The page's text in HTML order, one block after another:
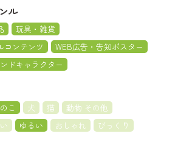
ル
玩具・雑貨
コンテンツ
WEB広告・告知ポスター
ドキャラクター
こ 犬 猫
動物 その他
ゆるい おしゃれ
びっくり